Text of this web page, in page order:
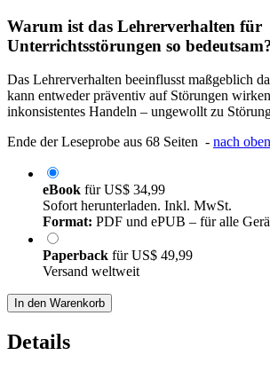
Warum ist das Lehrerverhalten für
Unterrichtsstörungen so
Das Lehrerverhalten beeinflusst maßgeblich
kann entweder präventiv auf Störungen
inkonsistentes Handeln – ungewollt zu
Ende der Leseprobe aus 68 Seiten - nach oben
eBook fürUS$ 34,99
Sofort herunterladen. Inkl. MwSt.
Format: PDF und ePUB – für alle
Paperback fürUS$ 49,99
Versand weltweit
In den Warenkorb
Details